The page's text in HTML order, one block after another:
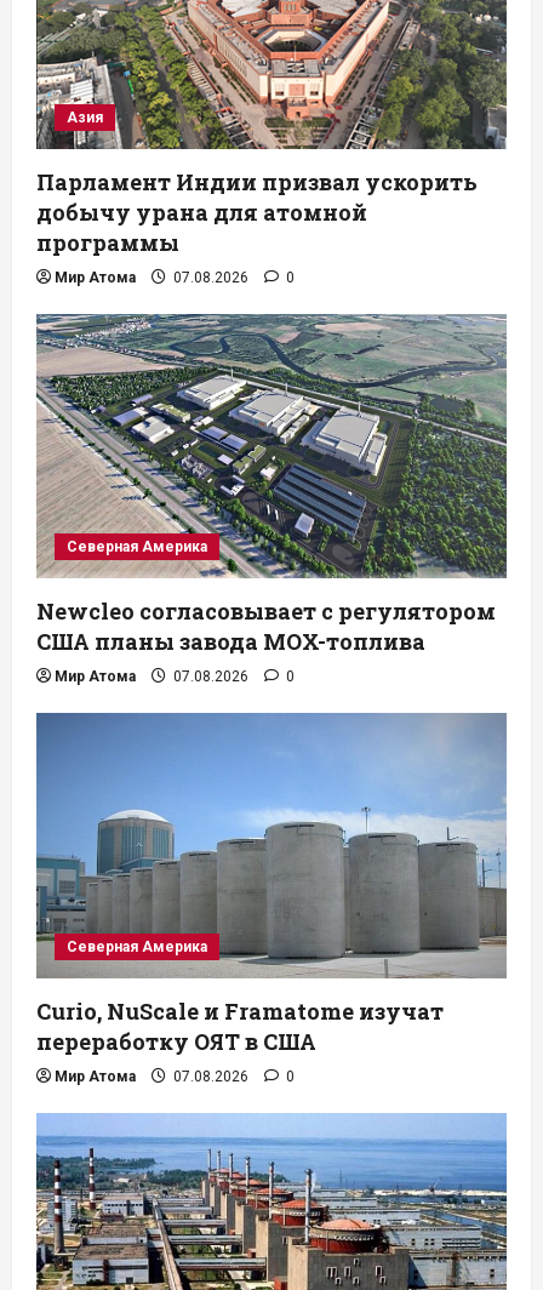
Азия
Парламент Индии призвал ускорить
добычу урана для атомной
программы
Мир Атома 07.08.2026 0
Северная Америка
Newcleo согласовывает с регулятором
США планы завода MOX-топлива
Мир Атома 07.08.2026 0
Северная Америка
Curio, NuScale и Framatome изучат
переработку ОЯТ в США
Мир Атома 07.08.2026 0